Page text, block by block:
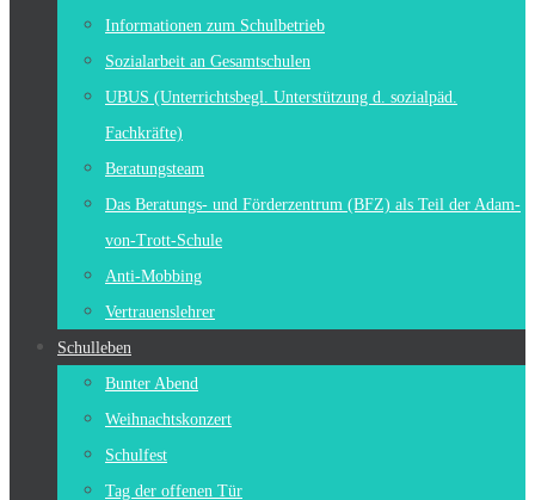
Informationen zum Schulbetrieb
Sozialarbeit an Gesamtschulen
UBUS (Unterrichtsbegl. Unterstützung d. sozialpäd.
Fachkräfte)
Beratungsteam
Das Beratungs- und Förderzentrum (BFZ) als Teil der Adam-
von-Trott-Schule
Anti-Mobbing
Vertrauenslehrer
Schulleben
Bunter Abend
Weihnachtskonzert
Schulfest
Tag der offenen Tür